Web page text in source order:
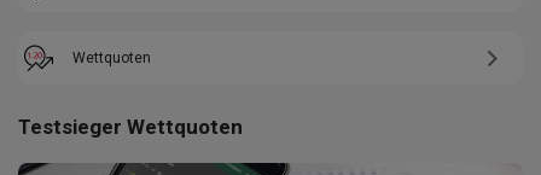
Wettquoten
Testsieger Wettquoten